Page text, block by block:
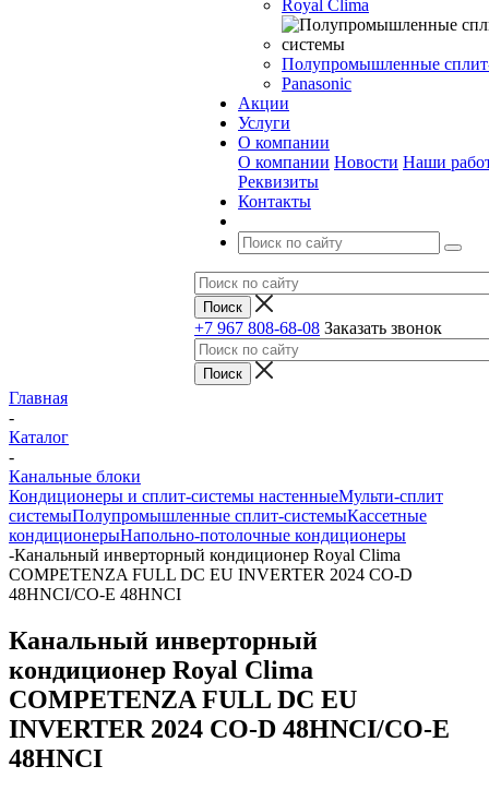
Royal Clima
Полупромышленные
Panasonic
Акции
Услуги
О компании
О компании Новости Наши
Реквизиты
Контакты
+7 967 808-68-08 Заказать звонок
Главная
-
Каталог
-
Канальные блоки
Кондиционеры и сплит-системы настенныеМульти-сплит
системыПолупромышленные сплит-системыКассетные
кондиционерыНапольно-потолочные кондиционеры
-Канальный инверторный кондиционер Royal Clima
COMPETENZA FULL DC EU INVERTER 2024 CO-D
48HNCI/CO-E 48HNCI
Канальный инверторный
кондиционер Royal Clima
COMPETENZA FULL DC EU
INVERTER 2024 CO-D 48HNCI/CO-E
48HNCI